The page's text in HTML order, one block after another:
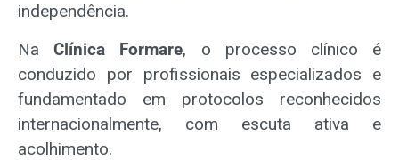
independência.
NaClínica Formare, o processo clínico é
conduzido por profissionais especializados e
fundamentado em protocolos reconhecidos
internacionalmente, com escuta ativa e
acolhimento.